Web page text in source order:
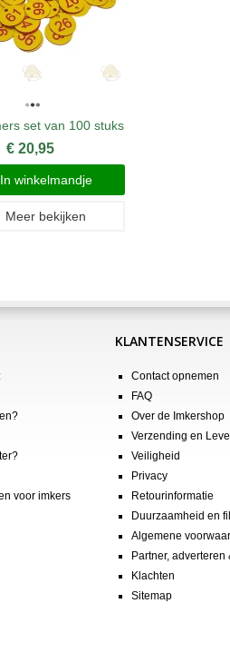
set van 100 stuks
€ 20,95
In winkelmandje
Meer bekijken
voor imkers
KLANTENSERVICE
Contact opnemen
FAQ
Over de Imkershop
Verzending en
Veiligheid
Privacy
Retourinformatie
Duurzaamheid en
Algemene
Partner, adverteren
Klachten
Sitemap